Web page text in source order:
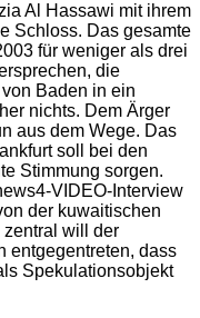
Al Hassawi mit ihrem
Schloss. Das gesamte
für weniger als drei
die
Baden in ein
nichts. Dem Ärger
aus dem Wege. Das
soll bei den
Stimmung sorgen.
VIDEO-Interview
der kuwaitischen
zentral will der
entgegentreten, dass
Spekulationsobjekt